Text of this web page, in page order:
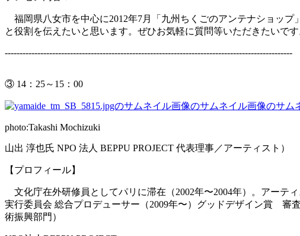
福岡県八女市を中心に2012年7月「九州ちくごのアンテナショッ
と役割を伝えたいと思います。ぜひお気軽に質問等いただきたいで
-------------------------------------------------------------------------------------------------
③ 14：25～15：00
photo:Takashi Mochizuki
山出 淳也氏 NPO 法人 BEPPU PROJECT 代表理事／アーティスト）
【プロフィール】
文化庁在外研修員としてパリに滞在（2002年〜2004年）。アーテ
実行委員会 総合プロデューサー（2009年〜）グッドデザイン賞 審
術振興部門）